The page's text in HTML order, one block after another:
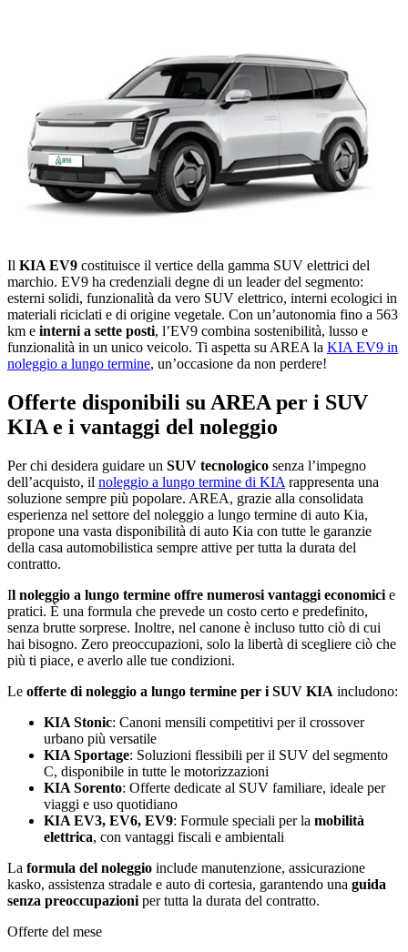
Il KIA EV9 costituisce il vertice della gamma SUV elettrici del
marchio. EV9 ha credenziali degne di un leader del segmento:
esterni solidi, funzionalità da vero SUV elettrico, interni ecologici in
materiali riciclati e di origine vegetale. Con un’autonomia fino a 563
km e interni a sette posti, l’EV9 combina sostenibilità, lusso e
funzionalità in un unico veicolo. Ti aspetta su AREA la KIA EV9 in
noleggio a lungo termine, un’occasione da non perdere!
Offerte disponibili su AREA per i SUV
KIA e i vantaggi del noleggio
Per chi desidera guidare un SUV tecnologico senza l’impegno
dell’acquisto, il noleggio a lungo termine di KIA rappresenta una
soluzione sempre più popolare. AREA, grazie alla consolidata
esperienza nel settore del noleggio a lungo termine di auto Kia,
propone una vasta disponibilità di auto Kia con tutte le garanzie
della casa automobilistica sempre attive per tutta la durata del
contratto.
Il noleggio a lungo termine offre numerosi vantaggi economici e
pratici. È una formula che prevede un costo certo e predefinito,
senza brutte sorprese. Inoltre, nel canone è incluso tutto ciò di cui
hai bisogno. Zero preoccupazioni, solo la libertà di scegliere ciò che
più ti piace, e averlo alle tue condizioni.
Le offerte di noleggio a lungo termine per i SUV KIA includono:
KIA Stonic: Canoni mensili competitivi per il crossover
urbano più versatile
KIA Sportage: Soluzioni flessibili per il SUV del segmento
C, disponibile in tutte le motorizzazioni
KIA Sorento: Offerte dedicate al SUV familiare, ideale per
viaggi e uso quotidiano
KIA EV3, EV6, EV9: Formule speciali per la mobilità
elettrica, con vantaggi fiscali e ambientali
La formula del noleggio include manutenzione, assicurazione
kasko, assistenza stradale e auto di cortesia, garantendo una guida
senza preoccupazioni per tutta la durata del contratto.
Offerte del mese